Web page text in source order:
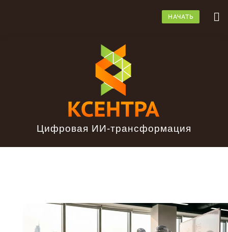
НАЧАТЬ
Цифровая ИИ-трансформация